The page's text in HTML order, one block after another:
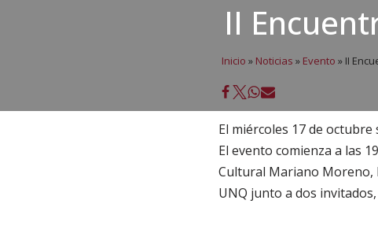
II
Inicio » Noticias » Evento » II
El miércoles 17 de
El evento comienza a las
Cultural Mariano Moreno,
UNQ junto a dos